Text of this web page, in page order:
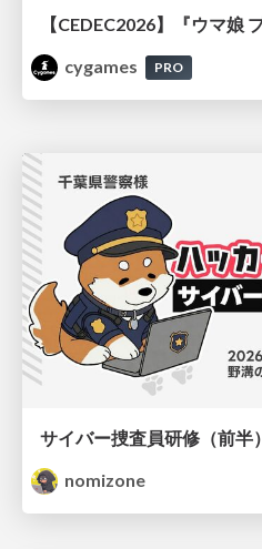
cygames
PRO
サイバー捜査員研修（前半）
nomizone